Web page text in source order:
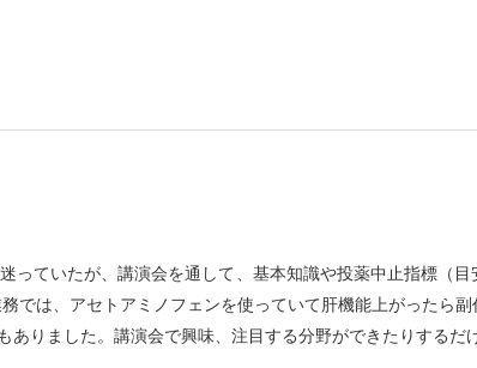
ていたが、講演会を通して、基本知識や投薬中止指標（
は、アセトアミノフェンを使っていて肝機能上がったら
りました。講演会で興味、注目する分野ができたりするだ